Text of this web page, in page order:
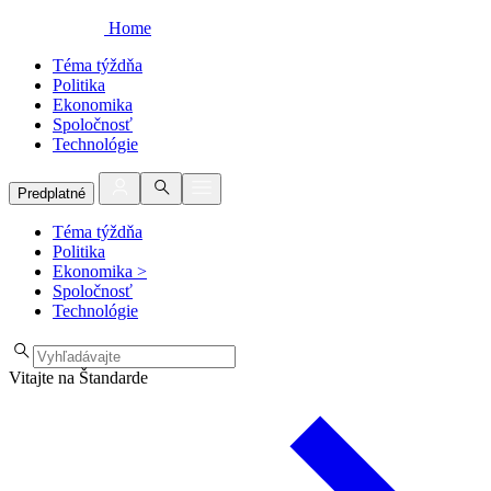
Home
Téma týždňa
Politika
Ekonomika
Spoločnosť
Technológie
Predplatné
Téma týždňa
Politika
Ekonomika >
Spoločnosť
Technológie
Vitajte na Štandarde